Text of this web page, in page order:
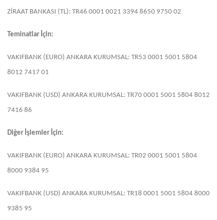
ZİRAAT BANKASI (TL): TR46 0001 0021 3394 8650 9750 02
Teminatlar İçin:
VAKIFBANK (EURO) ANKARA KURUMSAL: TR53 0001 5001 5804
8012 7417 01
VAKIFBANK (USD) ANKARA KURUMSAL: TR70 0001 5001 5804 8012
7416 86
Diğer İşlemler İçin:
VAKIFBANK (EURO) ANKARA KURUMSAL: TR02 0001 5001 5804
8000 9384 95
VAKIFBANK (USD) ANKARA KURUMSAL: TR18 0001 5001 5804 8000
9385 95